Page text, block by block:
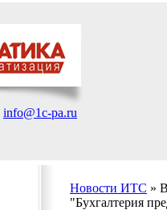
info@1c-pa.ru
Новости ИТС »
"Бухгалтерия